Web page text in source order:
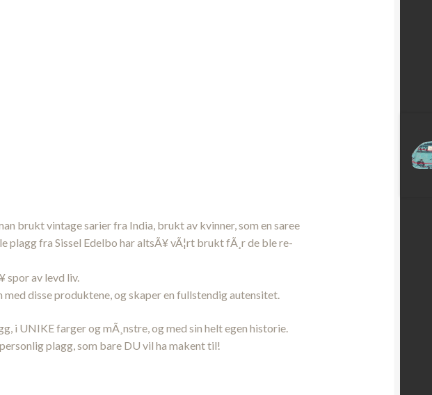
brukt vintage sarier fra India, brukt av kvinner, som en saree
plagg fra Sissel Edelbo har altsÃ¥ vÃ¦rt brukt fÃ¸r de ble re-
spor av levd liv.
disse produktene, og skaper en fullstendig autensitet.
i UNIKE farger og mÃ¸nstre, og med sin helt egen historie.
plagg, som bare DU vil ha makent til!